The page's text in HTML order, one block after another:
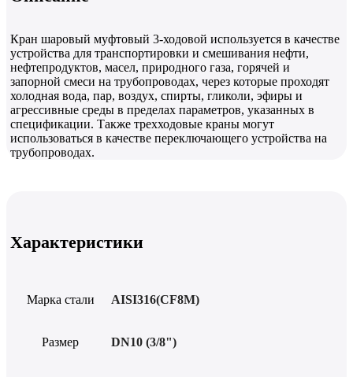
Кран шаровый муфтовый 3-ходовой используется в качестве
устройства для транспортировки и смешивания нефти,
нефтепродуктов, масел, природного газа, горячей и
запорной смеси на трубопроводах, через которые проходят
холодная вода, пар, воздух, спирты, гликоли, эфиры и
агрессивные среды в пределах параметров, указанных в
спецификации. Также трехходовые краны могут
использоваться в качестве переключающего устройства на
трубопроводах.
Характеристики
Марка стали AISI316(CF8M)
Размер DN10 (3/8")